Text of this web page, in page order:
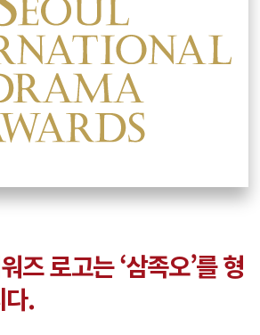
즈 로고는 ‘삼족오’를 형
.